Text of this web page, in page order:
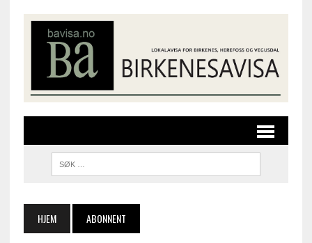
HJEM ABONNENT